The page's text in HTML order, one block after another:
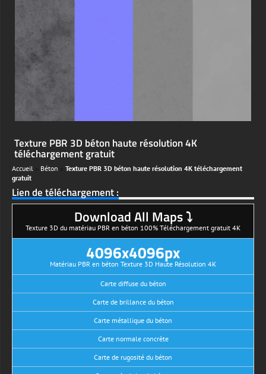
Texture PBR 3D béton haute résolution 4K
téléchargement gratuit
Accueil Béton
Texture PBR 3D béton haute résolution 4K téléchargement
gratuit
Lien de téléchargement :
Download All Maps ⤵
Texture 3D du matériau PBR en béton 100% Téléchargement gratuit 4K
4096x4096px
Matériau PBR en béton Texture 3D Haute Résolution 4K
Carte diffuse du béton
Carte de brillance du béton
Carte métallique du béton
Carte normale concrète
Carte de rugosité du béton